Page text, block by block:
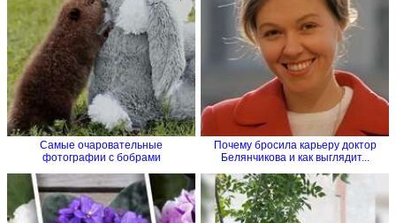
Самые очаровательные
фотографии с бобрами
Почему бросила карьеру доктор
Белянчикова и как выглядит...